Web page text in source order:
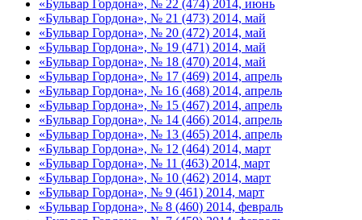
«Бульвар Гордона», № 22 (474) 2014, июнь
«Бульвар Гордона», № 21 (473) 2014, май
«Бульвар Гордона», № 20 (472) 2014, май
«Бульвар Гордона», № 19 (471) 2014, май
«Бульвар Гордона», № 18 (470) 2014, май
«Бульвар Гордона», № 17 (469) 2014, апрель
«Бульвар Гордона», № 16 (468) 2014, апрель
«Бульвар Гордона», № 15 (467) 2014, апрель
«Бульвар Гордона», № 14 (466) 2014, апрель
«Бульвар Гордона», № 13 (465) 2014, апрель
«Бульвар Гордона», № 12 (464) 2014, март
«Бульвар Гордона», № 11 (463) 2014, март
«Бульвар Гордона», № 10 (462) 2014, март
«Бульвар Гордона», № 9 (461) 2014, март
«Бульвар Гордона», № 8 (460) 2014, февраль